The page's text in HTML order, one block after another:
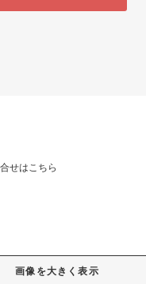
せはこちら
画像を大きく表示